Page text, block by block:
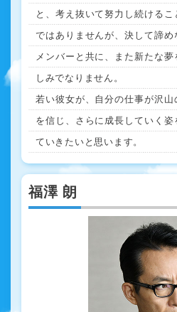
と、考え抜いて努力し続ける
ではありませんが、決して諦
メンバーと共に、また新たな
しみでなりません。
若い彼女が、自分の仕事が沢山
を信じ、さらに成長していく
ていきたいと思います。
福澤 朗